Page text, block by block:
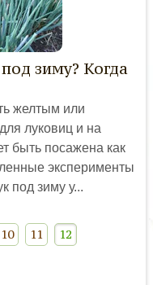
зиму? Когда
желтым или
луковиц и на
быть посажена как
эксперименты
под зиму у...
10 11 12